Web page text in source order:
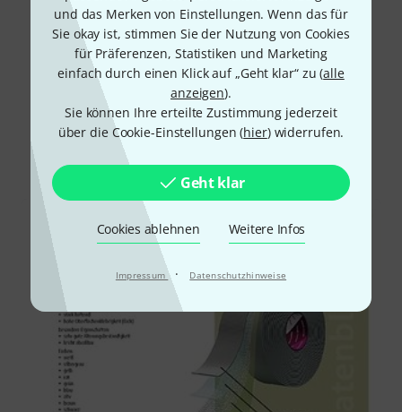
und das Merken von Einstellungen. Wenn das für
Sie okay ist, stimmen Sie der Nutzung von Cookies
für Präferenzen, Statistiken und Marketing
einfach durch einen Klick auf „Geht klar“ zu (alle
anzeigen).
Sie können Ihre erteilte Zustimmung jederzeit
über die Cookie-Einstellungen (hier) widerrufen.
Geht klar
Cookies ablehnen Weitere Infos
Impressum · Datenschutzhinweise
Alle Bewertungen lesen
Schon gewusst?